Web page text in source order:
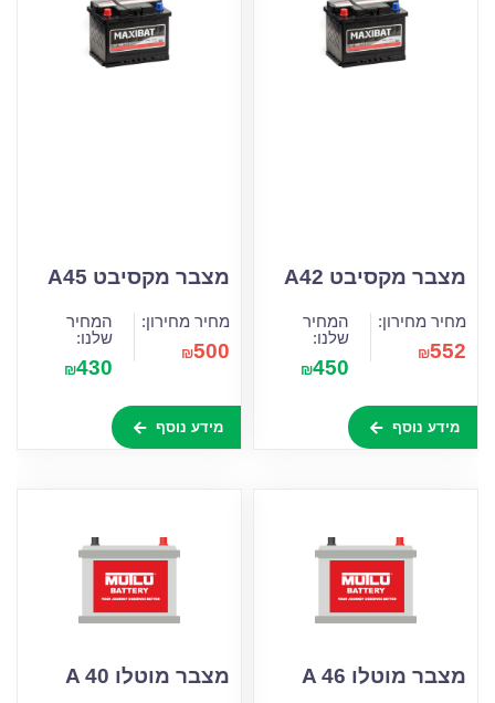
מצבר מקסיבט A42
מחיר מחירון:
₪552
המחיר
שלנו:
₪450
מידע נוסף
מצבר מקסיבט A45
מחיר מחירון:
₪500
המחיר
שלנו:
₪430
מידע נוסף
מצבר מוטלו A 46 מצבר מוטלו A 40